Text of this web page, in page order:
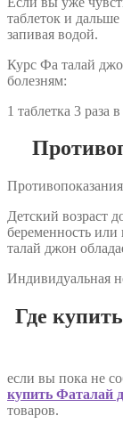
таблеток и
запивая водой.
Курс Фа талай
болезням:
1 таблетка 3 раза
Детский возраст
беременность
талай джон
Индивидуальная
Где
если вы пока не
купить Фаталай
товаров.